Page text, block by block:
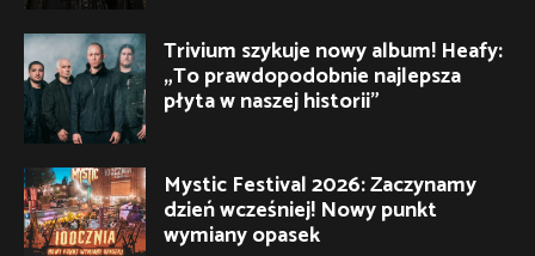
Trivium szykuje nowy album! Heafy:
„To prawdopodobnie najlepsza
płyta w naszej historii”
Mystic Festival 2026: Zaczynamy
dzień wcześniej! Nowy punkt
wymiany opasek